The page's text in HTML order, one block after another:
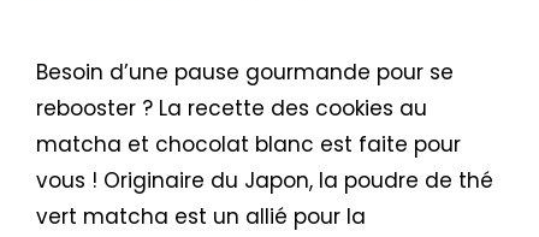
Besoin d’une pause gourmande pour se
rebooster ? La recette des cookies au
matcha et chocolat blanc est faite pour
vous ! Originaire du Japon, la poudre de thé
vert matcha est un allié pour la